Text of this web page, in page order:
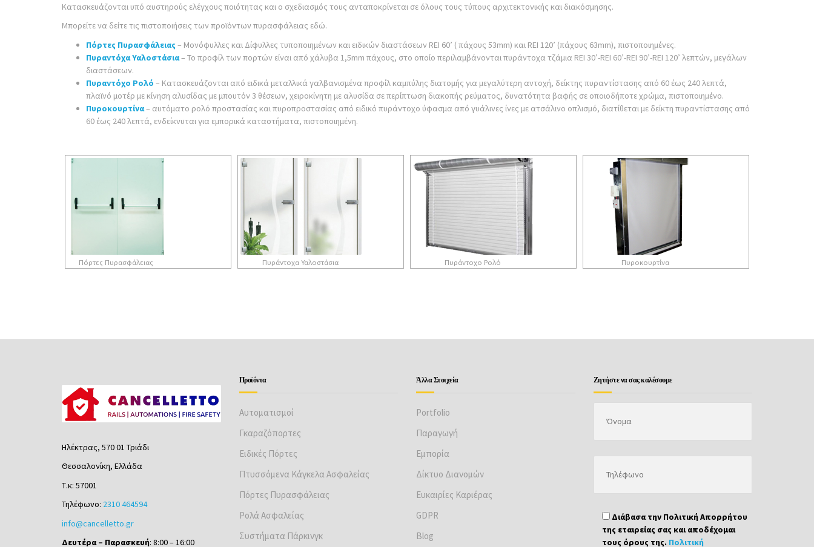
Κατασκευάζονται υπό αυστηρούς ελέγχους ποιότητας και ο σχεδιασμός τους ανταποκρίνεται σε όλους τους τύπους αρχιτεκτονικής και διακόσμησης.
Μπορείτε να δείτε τις πιστοποιήσεις των προϊόντων πυρασφάλειας εδώ.
Πόρτες Πυρασφάλειας– Μονόφυλλες και Δίφυλλες τυποποιημένων και ειδικών διαστάσεων REI 60’ ( πάχους 53mm) και REI 120’ (πάχους 63mm), πιστοποιημένες.
Πυραντόχα Υαλοστάσια– Το προφίλ των πορτών είναι από χάλυβα 1,5mm πάχους, στο οποίο περιλαμβάνονται πυράντοχα τζάμια REI 30’-REI 60’-REI 90’-REI 120’ λεπτών, μεγάλων
διαστάσεων.
Πυραντόχο Ρολό – Κατασκευάζονται από ειδικά μεταλλικά γαλβανισμένα προφίλ καμπύλης διατομής για μεγαλύτερη αντοχή, δείκτης πυραντίστασης από 60 έως 240 λεπτά,
πλαϊνό μοτέρ με κίνηση αλυσίδας με μπουτόν 3 θέσεων, χειροκίνητη με αλυσίδα σε περίπτωση διακοπής ρεύματος, δυνατότητα βαφής σε οποιοδήποτε χρώμα, πιστοποιημένο.
Πυροκουρτίνα– αυτόματο ρολό προστασίας και πυροπροστασίας από ειδικό πυράντοχο ύφασμα από γυάλινες ίνες με ατσάλινο οπλισμό, διατίθεται με δείκτη πυραντίστασης από
60 έως 240 λεπτά, ενδείκνυται για εμπορικά καταστήματα, πιστοποιημένη.
Πόρτες Πυρασφάλειας Πυράντοχα Υαλοστάσια Πυράντοχο Ρολό Πυροκουρτίνα
Ηλέκτρας, 570 01 Τριάδι
Θεσσαλονίκη, Ελλάδα
Τ.κ: 57001
Τηλέφωνο: 2310 464594
info@cancelletto.gr
Δευτέρα – Παρασκευή: 8:00 – 16:00
Προϊόντα
Αυτοματισμοί
Γκαραζόπορτες
Ειδικές Πόρτες
Πτυσσόμενα Κάγκελα Ασφαλείας
Πόρτες Πυρασφάλειας
Ρολά Ασφαλείας
Συστήματα Πάρκινγκ
Άλλα Στοιχεία
Portfolio
Παραγωγή
Εμπορία
Δίκτυο Διανομών
Ευκαιρίες Καριέρας
GDPR
Βlog
Ζητήστε να σας καλέσουμε
Διάβασα την Πολιτική Απορρήτου
της εταιρείας σας και αποδέχομαι
τους όρους της. Πολιτική